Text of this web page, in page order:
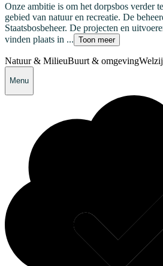
Onze ambitie is om het dorpsbos verder
gebied van natuur en recreatie. De
Staatsbosbeheer. De projecten en
vinden plaats in ... Toon meer
Natuur & MilieuBuurt & omgeving
Menu